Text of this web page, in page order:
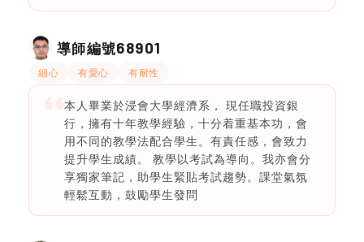
導師編號68901
細心 有愛心 有耐性
本人畢業於浸會大學經濟系， 現任職投資銀
行，擁有十年教學經驗，十分着重基本功，會
用不同的教學法配合學生。有責任感，會致力
提升學生成績。 教學以考試為導向。我亦會分
享獨家筆記，助學生緊貼考試趨勢。課堂氣氛
輕鬆互動，鼓勵學生發問